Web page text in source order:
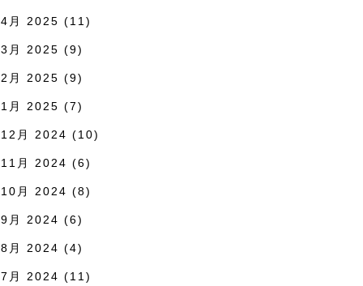
4月 2025 (11)
3月 2025 (9)
2月 2025 (9)
1月 2025 (7)
12月 2024 (10)
11月 2024 (6)
10月 2024 (8)
9月 2024 (6)
8月 2024 (4)
7月 2024 (11)